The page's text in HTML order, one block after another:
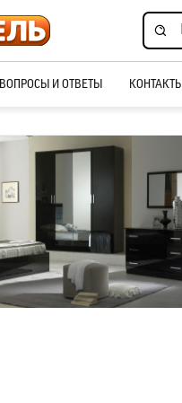
ВОПРОСЫ И ОТВЕТЫ КОНТАКТЫ